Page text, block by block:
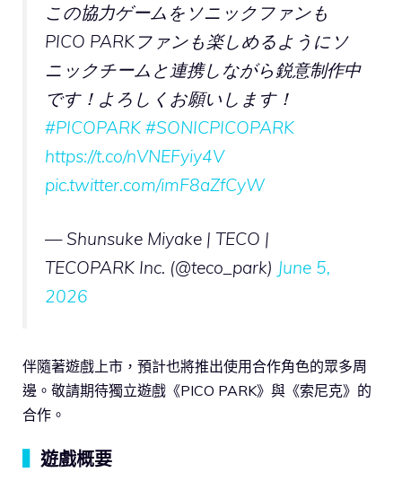
この協力ゲームをソニックファンも
PICO PARKファンも楽しめるようにソ
ニックチームと連携しながら鋭意制作中
です！よろしくお願いします！
#PICOPARK #SONICPICOPARK
https://t.co/nVNEFyiy4V
pic.twitter.com/imF8aZfCyW
— Shunsuke Miyake | TECO |
TECOPARK Inc. (@teco_park) June 5,
2026
伴隨著遊戲上市，預計也將推出使用合作角色的眾多周
邊。敬請期待獨立遊戲《PICO PARK》與《索尼克》的
合作。
遊戲概要